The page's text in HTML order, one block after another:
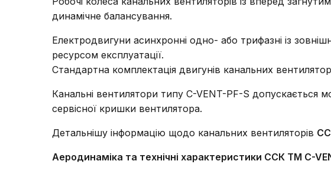
динамічне балансування.
Електродвигуни асинхронні одно- або трифазні із
ресурсом експлуатації.
Стандартна комплектація двигунів канальних
Канальні вентилятори типу C-VENT-PF-S
сервісної кришки вентилятора.
Детальнішу інформацію щодо канальних вентиляторів
Аеродинаміка та технічні характеристики ССК ТМ C-